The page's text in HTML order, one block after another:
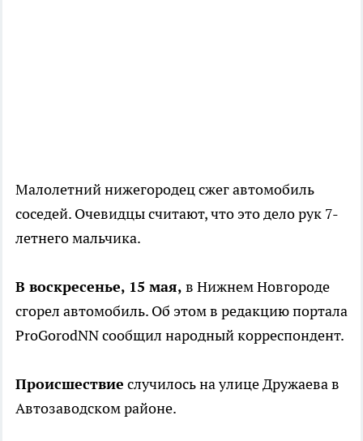
Малолетний нижегородец сжег автомобиль
соседей. Очевидцы считают, что это дело рук 7-
летнего мальчика.
В воскресенье, 15 мая, в Нижнем Новгороде
сгорел автомобиль. Об этом в редакцию портала
ProGorodNN сообщил народный корреспондент.
Происшествие случилось на улице Дружаева в
Автозаводском районе.